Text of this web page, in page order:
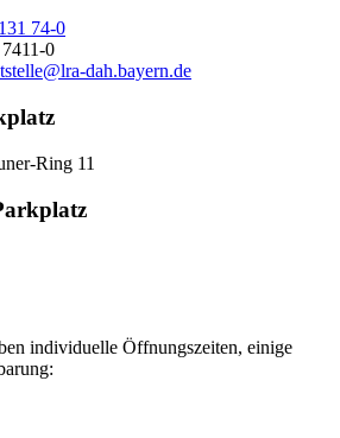
74-0
0
dah.bayern.de
Ring 11
individuelle Öffnungszeiten, einige